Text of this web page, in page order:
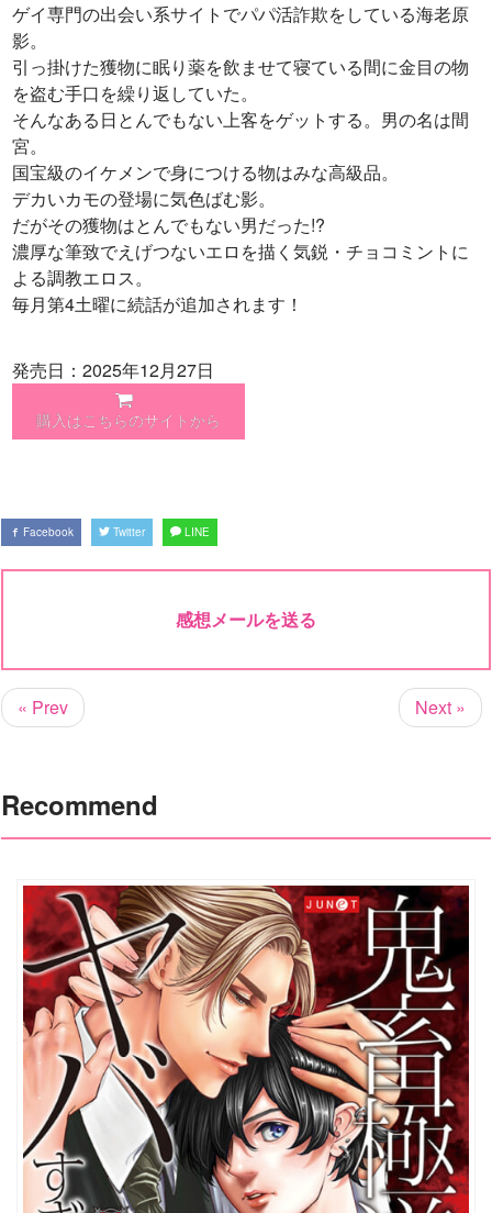
ゲイ専門の出会い系サイトでパパ活詐欺をしている海老原
影。
引っ掛けた獲物に眠り薬を飲ませて寝ている間に金目の物
を盗む手口を繰り返していた。
そんなある日とんでもない上客をゲットする。男の名は間
宮。
国宝級のイケメンで身につける物はみな高級品。
デカいカモの登場に気色ばむ影。
だがその獲物はとんでもない男だった!?
濃厚な筆致でえげつないエロを描く気鋭・チョコミントに
よる調教エロス。
毎月第4土曜に続話が追加されます！
発売日：2025年12月27日
購入はこちらのサイトから
Facebook Twitter LINE
感想メールを送る
« Prev Next »
Recommend